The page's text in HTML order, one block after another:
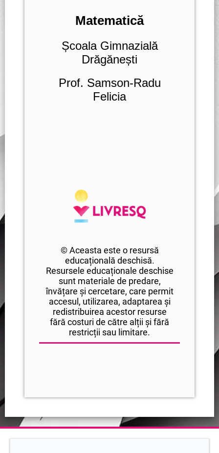
Matematică
Școala Gimnazială
Drăgănești
Prof. Samson-Radu
Felicia
© Aceasta este o resursă
educațională deschisă.
Resursele educaționale deschise
sunt materiale de predare,
învățare și cercetare, care permit
accesul, utilizarea, adaptarea și
redistribuirea acestor resurse
fără costuri de către alții și fără
restricții sau limitare.